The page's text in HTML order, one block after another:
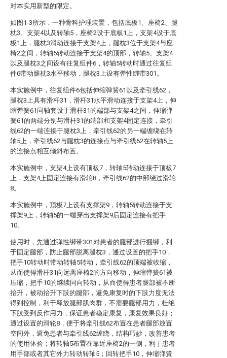
对本实用新型的限定。
如图1-3所示，一种骨科护理装置，包括底板1、座椅2、腿
枕3、支架4以及转轴5，座椅2设于底板1上，支架4设于底
板1上，腿枕3滑动连接于支架4上，腿枕3位于支架4与座
椅2之间，转轴5转动连接于支架4的顶部，转轴5、支架4
以及腿枕3之间设有往复组件6，转轴5转动时通过往复组
件6带动腿枕3水平移动，腿枕3上设有弹性绑带301。
本实施例中，往复组件6包括伸缩弹簧61以及牵引线62，
腿枕3上具有滑杆31，滑杆31水平滑动连接于支架4上，伸
缩弹簧61同轴套设于滑杆31的端部与支架4之间，伸缩弹
簧61的两端分别与滑杆31的端部和支架4固定连接，牵引
线62的一端连接于腿枕3上，牵引线62的另一端缠绕在转
轴5上，牵引线62与腿枕3的连接点与牵引线62在转轴5上
的连接点相互倾斜布置。
本实施例中，支架4上设有顶板7，转轴5转动连接于顶板7
上，支架4上固定连接有滑轮8，牵引线62的中部绕过滑轮
8。
本实施例中，顶板7上设有支撑架9，转轴5转动连接于支
撑架9上，转轴5的一端穿出支撑架9后固定连接有把手
10。
使用时，先通过弹性绑带301对患者的腿部进行捆绑，利
于固定腿部，防止腿部脱离腿枕3，通过设置的把手10，
把手10转动时带动转轴5转动，牵引线62的顶端被收缩，
从而使得滑杆31向远离座椅2的方向移动，伸缩弹簧61被
压缩，把手10的继续同向转动，从而使得患者腿部被不断
抬升，被动抬升下肢的腿部，避免康复时的下肢力度无法
得到控制，利于释放腿部肌肉群，不需要腿部用力，杜绝
下肢受到反作用力，保证患者稳定康复，康复效果良好；
通过设置的滑轮8，便于将牵引线62布置在患者腿部放置
空间外，避免患者与牵引线62缠绕，结构巧妙，改善患者
的使用体验；将转轴5布置在靠近座椅2的一侧，利于患者
用手部或者其它外力转动转轴5；回转把手10，伸缩弹簧